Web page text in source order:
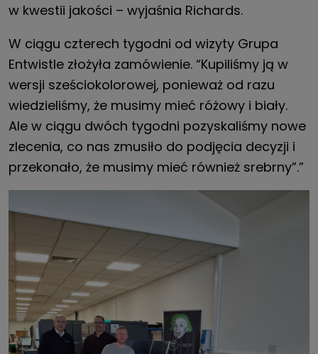
w kwestii jakości – wyjaśnia Richards.
W ciągu czterech tygodni od wizyty Grupa
Entwistle złożyła zamówienie. “Kupiliśmy ją w
wersji sześciokolorowej, ponieważ od razu
wiedzieliśmy, że musimy mieć różowy i biały.
Ale w ciągu dwóch tygodni pozyskaliśmy nowe
zlecenia, co nas zmusiło do podjęcia decyzji i
przekonało, że musimy mieć również srebrny”.”